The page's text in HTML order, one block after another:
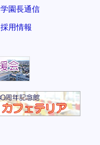
学園長通信
採用情報